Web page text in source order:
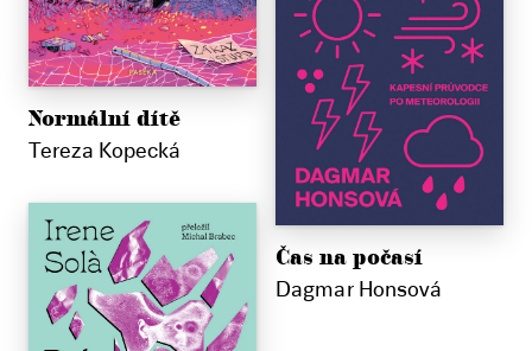
Normální dítě
Tereza Kopecká
Čas na počasí
Dagmar Honsová